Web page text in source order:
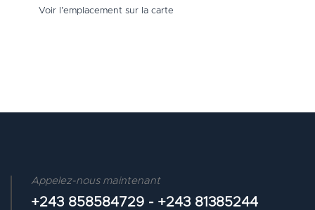
Voir l’emplacement sur la carte
Appelez-nous maintenant
+243 858584729 - +243 81385244